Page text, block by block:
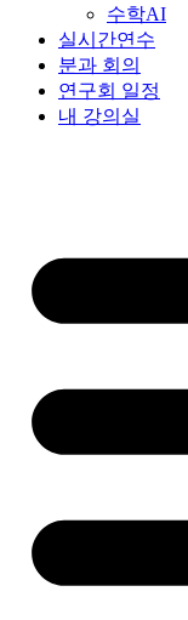
수학AI
실시간연수
분과 회의
연구회 일정
내 강의실